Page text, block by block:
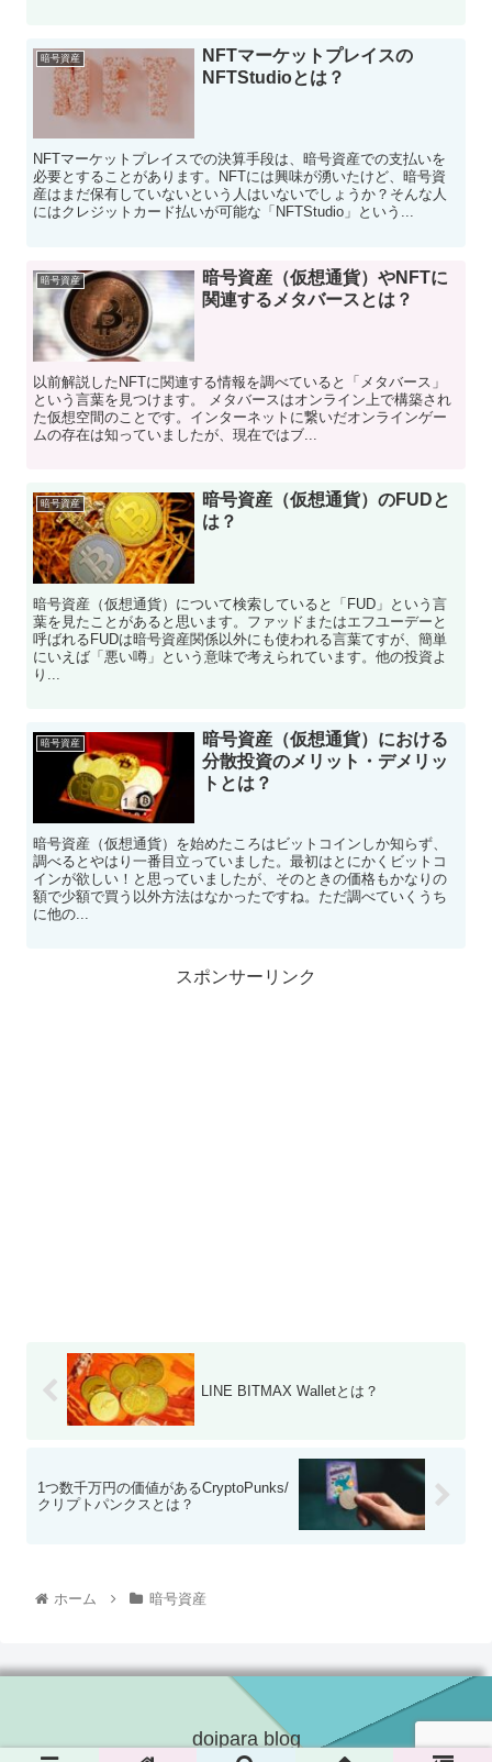
暗号資産
NFTマーケットプレイスの
NFTStudioとは？
NFTマーケットプレイスでの決算手段は、暗号資産での支払いを
必要とすることがあります。NFTには興味が湧いたけど、暗号資
産はまだ保有していないという人はいないでしょうか？そんな人
にはクレジットカード払いが可能な「NFTStudio」という...
暗号資産
暗号資産（仮想通貨）やNFTに
関連するメタバースとは？
以前解説したNFTに関連する情報を調べていると「メタバース」
という言葉を見つけます。 メタバースはオンライン上で構築され
た仮想空間のことです。インターネットに繋いだオンラインゲー
ムの存在は知っていましたが、現在ではブ...
暗号資産
暗号資産（仮想通貨）のFUDと
は？
暗号資産（仮想通貨）について検索していると「FUD」という言
葉を見たことがあると思います。ファッドまたはエフユーデーと
呼ばれるFUDは暗号資産関係以外にも使われる言葉てすが、簡単
にいえば「悪い噂」という意味で考えられています。他の投資よ
り...
暗号資産
暗号資産（仮想通貨）における
分散投資のメリット・デメリッ
トとは？
暗号資産（仮想通貨）を始めたころはビットコインしか知らず、
調べるとやはり一番目立っていました。最初はとにかくビットコ
インが欲しい！と思っていましたが、そのときの価格もかなりの
額で少額で買う以外方法はなかったですね。ただ調べていくうち
に他の...
スポンサーリンク
LINE BITMAX Walletとは？
1つ数千万円の価値があるCryptoPunks/
クリプトパンクスとは？
ホーム 暗号資産
doipara blog